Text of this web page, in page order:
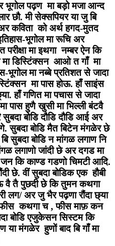
पढ़ण मा बड़ो मजा आन्द
छौ. मी सेक्सपियर या जु बि
कविता को अर्थ हगद-मुतद
भूगोल मा रूचि अर
परीक्षा मा इथगा नम्बर ऐन कि
मा डिस्टिंक्सन आओ त गाँ मा
भूगोल मा नब्बे प्रतिशत से जादा
मा पास होऊ. हाँ साइंस
हाँ गणित मा पचास से जादा
पास हुणै खुसी मा भिल्ली बंटवै
सुबदा बोडि दौडि दौडि आई अर
सुबदा बोडि मैत बिटेन मंगळेर छे
सुबदा बोडि न मांगळ लगाण नि
लगाणो जांदी छे अर दगड मा
कि काण्ड गडणो चिमटी आदि.
छे. वीं सुबदा बोडिक एक हौबी
वै तै पुछदी छे कि तुमन कथगा
लग/ अर जु भैर पढ़णा रौंदा छ्या
कथगा च , फीस माफ़ कन
बोडि एजुकेसन सिस्टम कि
या मंगळेर हुणों बाद बि गाँ मा